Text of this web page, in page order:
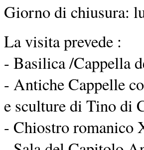
Giorno di chiusura:
La visita prevede :
- Basilica /Cappella
- Antiche Cappelle
e sculture di Tino di
- Chiostro romanico